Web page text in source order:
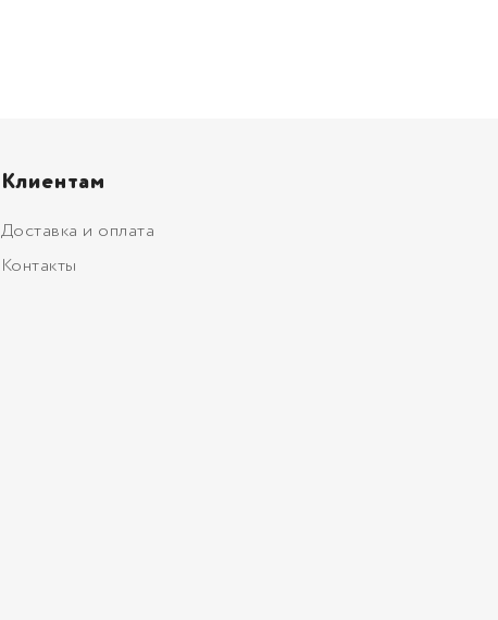
Клиентам
Доставка и оплата
Контакты